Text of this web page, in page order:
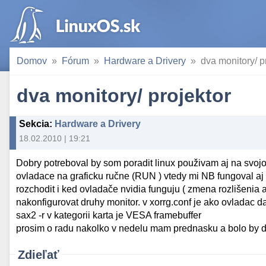
Domov Fórum Hardware a Drivery dva monitory/
dva monitory/ projektor
Sekcia: Hardware a Drivery
18.02.2010 | 19:21
Dobry potreboval by som poradit linux použivam aj na
ovladace na graficku ručne (RUN ) vtedy mi NB fungoval
rozchodit i ked ovladače nvidia funguju ( zmena rozlišenia
nakonfigurovat druhy monitor. v xorrg.conf je ako ovladac
sax2 -r v kategorii karta je VESA framebuffer
prosim o radu nakolko v nedelu mam prednasku a bolo by
Zdieľať